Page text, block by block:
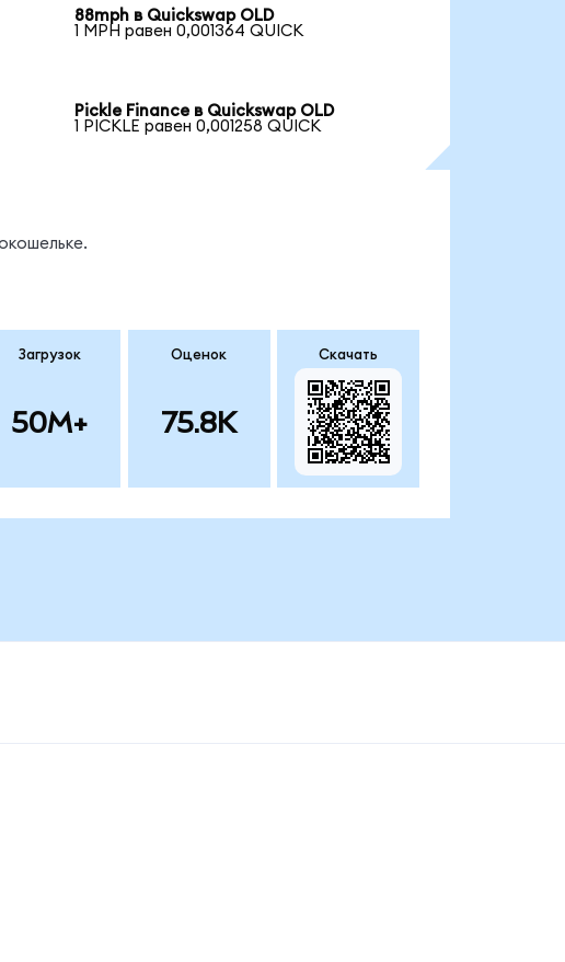
88mph в Quickswap OLD
1 MPH равен 0,001364 QUICK
Pickle Finance в Quickswap OLD
1 PICKLE равен 0,001258 QUICK
Загрузок
50M+
Оценок
75.8K
Скачать